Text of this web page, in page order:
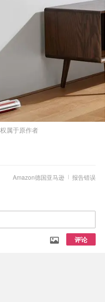
属于原作者
报告错误
Amazon德国亚马逊
评论